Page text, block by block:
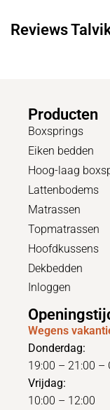
Reviews
Producten
Boxsprings
Eiken bedden
Hoog-laag
Lattenbodems
Matrassen
Topmatrassen
Hoofdkussens
Dekbedden
Inloggen
Wegens
Donderdag:
19:00 – 21:00 –
Vrijdag:
10:00 – 12:00